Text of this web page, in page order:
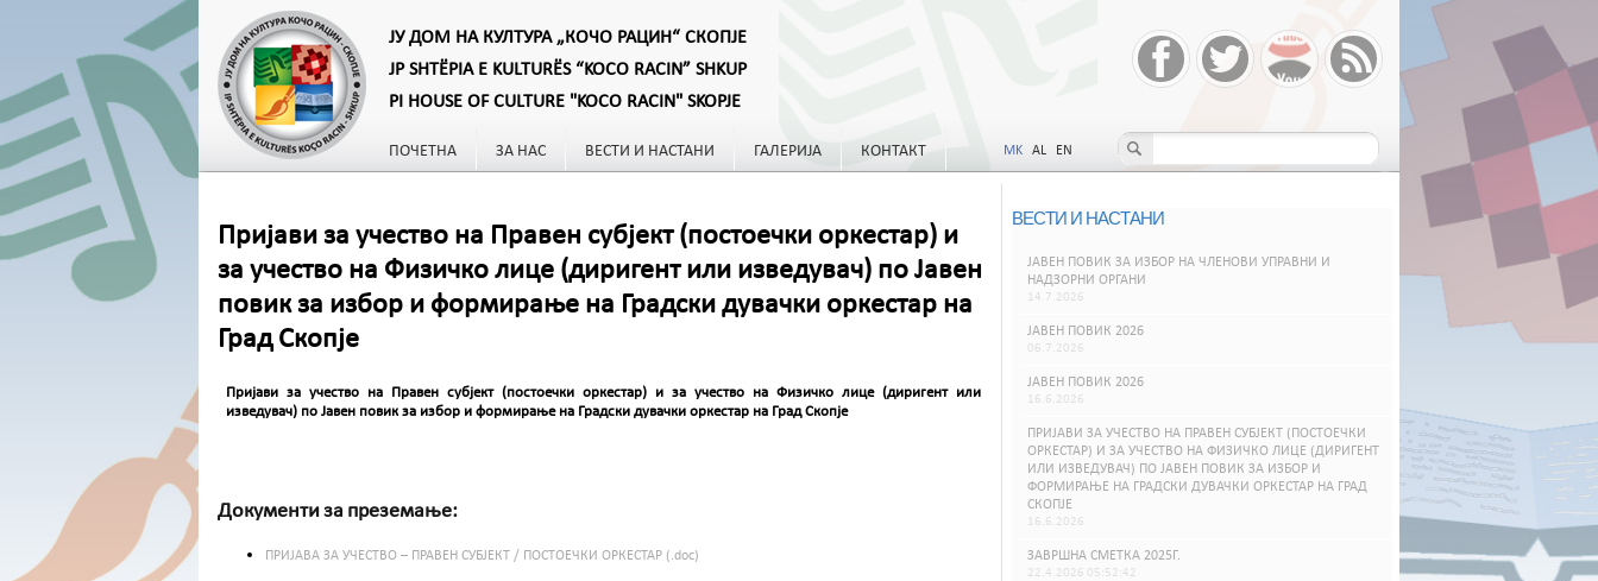
ЈУ ДОМ НА КУЛТУРА „КОЧО РАЦИН“ СКОПЈЕ
JP SHTËPIA E KULTURËS “KOCO RACIN” SHKUP
PI HOUSE OF CULTURE "KOCO RACIN" SKOPJE
ПОЧЕТНА ЗА НАС ВЕСТИ И НАСТАНИ ГАЛЕРИЈА КОНТАКТ MK AL EN
Пријави за учество на Правен субјект (постоечки оркестар) и
за учество на Физичко лице (диригент или изведувач) по Јавен
повик за избор и формирање на Градски дувачки оркестар на
Град Скопје
Пријави за учество на Правен субјект (постоечки оркестар) и за учество на Физичко лице (диригент или
изведувач) по Јавен повик за избор и формирање на Градски дувачки оркестар на Град Скопје
Документи за преземање:
ПРИЈАВА ЗА УЧЕСТВО – ПРАВЕН СУБЈЕКТ / ПОСТОЕЧКИ ОРКЕСТАР (.doc)
ВЕСТИ И НАСТАНИ
ЈАВЕН ПОВИК ЗА ИЗБОР НА ЧЛЕНОВИ УПРАВНИ И
НАДЗОРНИ ОРГАНИ
14.7.2026
ЈАВЕН ПОВИК 2026
06.7.2026
ЈАВЕН ПОВИК 2026
16.6.2026
ПРИЈАВИ ЗА УЧЕСТВО НА ПРАВЕН СУБЈЕКТ (ПОСТОЕЧКИ
ОРКЕСТАР) И ЗА УЧЕСТВО НА ФИЗИЧКО ЛИЦЕ (ДИРИГЕНТ
ИЛИ ИЗВЕДУВАЧ) ПО ЈАВЕН ПОВИК ЗА ИЗБОР И
ФОРМИРАЊЕ НА ГРАДСКИ ДУВАЧКИ ОРКЕСТАР НА ГРАД
СКОПЈЕ
16.6.2026
ЗАВРШНА СМЕТКА 2025Г.
22.4.2026 05:52:42